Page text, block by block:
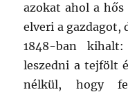
azokat ahol a hős
elveri a gazdagot,
1848-ban
leszedni a tejfölt
nélkül, hogy